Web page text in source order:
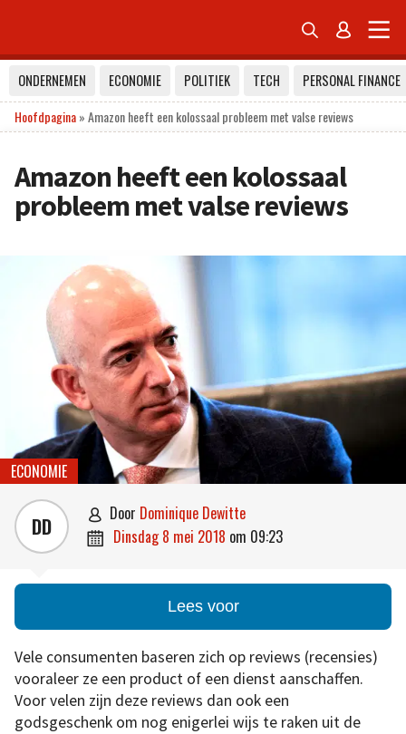
 
ONDERNEMEN ECONOMIE POLITIEK TECH
PERSONAL FINANCE
Hoofdpagina»Amazon heeft een kolossaal probleem met valse reviews
Amazon heeft een kolossaal
probleem met valse reviews
ECONOMIE
DD  door Dominique Dewitte
 dinsdag 8 mei 2018 om 09:23
Lees voor
Vele consumenten baseren zich op reviews (recensies)
vooraleer ze een product of een dienst aanschaffen.
Voor velen zijn deze reviews dan ook een
godsgeschenk om nog enigerlei wijs te raken uit de